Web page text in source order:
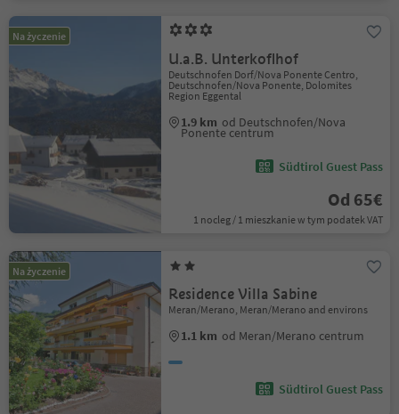
Na życzenie
U.a.B. Unterkoflhof
Deutschnofen Dorf/Nova Ponente Centro,
Deutschnofen/Nova Ponente, Dolomites
Region Eggental
1.9 km od Deutschnofen/Nova
Ponente centrum
Südtirol Guest Pass
Od 65€
1 nocleg / 1 mieszkanie w tym podatek VAT
Na życzenie
Residence Villa Sabine
Meran/Merano, Meran/Merano and environs
1.1 km od Meran/Merano centrum
Südtirol Guest Pass